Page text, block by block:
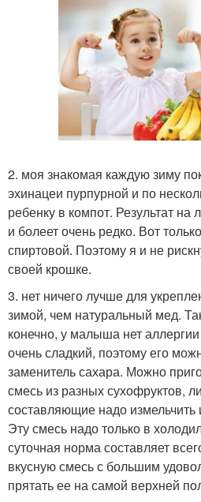
2. моя знакомая каждую зиму
эхинацеи пурпурной и по
ребенку в компот. Результат на
и болеет очень редко. Вот
спиртовой. Поэтому я и не
своей крошке.
3. нет ничего лучше для
зимой, чем натуральный мед.
конечно, у малыша нет
очень сладкий, поэтому его
заменитель сахара. Можно
смесь из разных сухофруктов,
составляющие надо
Эту смесь надо только в
суточная норма составляет
вкусную смесь с большим
прятать ее на самой верхней